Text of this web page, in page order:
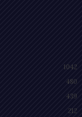
1042
480
439
212